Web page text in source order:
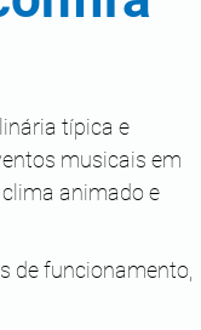
típica e
musicais em
animado e
de funcionamento,